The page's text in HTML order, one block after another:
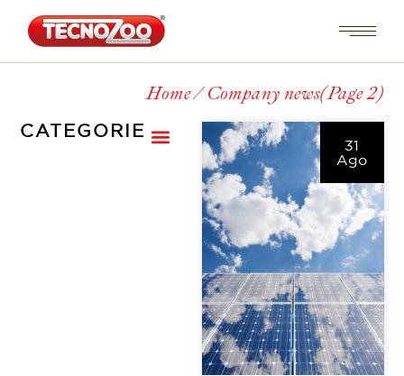
Home Company news(Page 2)
CATEGORIE
31
Ago